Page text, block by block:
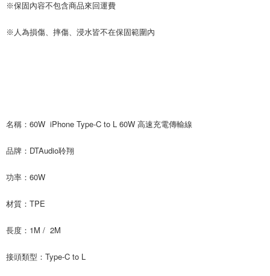
※保固內容不包含商品來回運費
※人為損傷、摔傷、浸水皆不在保固範圍內
名稱：60W iPhone Type-C to L 60W 高速充電傳輸線
品牌：DTAudio聆翔
功率：60W
材質：TPE
長度：1M / 2M
接頭類型：Type-C to L